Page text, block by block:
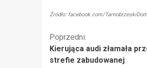
Źródło: facebook.com/
Kontynuuj
czytanie
Poprzedni:
Kierująca audi złamała
strefie zabudowanej